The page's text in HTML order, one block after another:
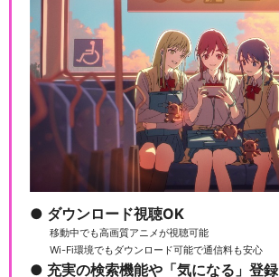
ダウンロード視聴OK
移動中でも高画質アニメが視聴可能
Wi-Fi環境でもダウンロード可能で通信料も安心
充実の検索機能や「気になる」登録